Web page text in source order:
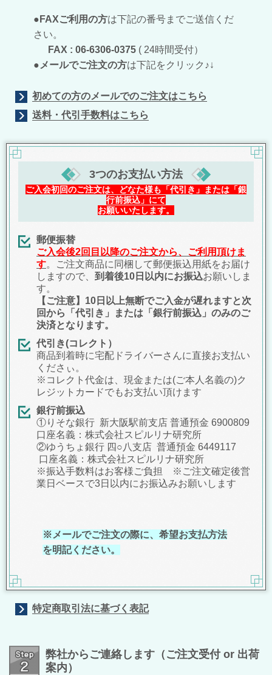
● FAXご利用の方は下記の番号までご送信くだ
さい。
FAX : 06-6306-0375 ( 24時間受付）
●メールでご注文の方は下記をクリック♪↓
初めての方のメールでのご注文はこちら
送料・代引手数料はこちら
3つのお支払い方法
ご入会初回のご注文は、どなた様も「代引き」または「銀
行前振込」にて
お願いいたします。
郵便振替
ご入会後2回目以降のご注文から、ご利用頂けま
す。
ご注文商品に同梱して郵便振込用紙をお届け
しますので、 到着後10日以内にお振込お願いしま
す。
【ご注意】10日以上無断でご入金が遅れますと次
回から「代引き」または「銀行前振込」のみのご
決済となります。
代引き(コレクト）
商品到着時に宅配ドライバーさんに直接お支払い
くださぃ。
※コレクト代金は、現金または(ご本人名義の)ク
レジットカードでもお支払い頂けます
銀行前振込
①りそな銀行 新大阪駅前支店 普通預金 6900809
口座名義：株式会社スピルリナ研究所
②ゆうちょ銀行 四○八支店 普通預金 6449117
口座名義：株式会社スピルリナ研究所
※振込手数料はお客様ご負担 ※ご注文確定後営
業日ベースで3日以内にお振込みお願いします
※メールでご注文の際に、希望お支払方法
を明記ください。
特定商取引法に基づく表記
弊社からご連絡します（ご注文受付 or 出荷
案内）